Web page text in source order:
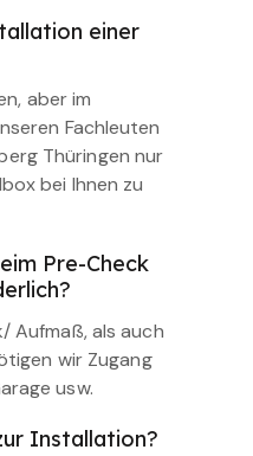
einer
aber im
Fachleuten
Thüringen nur
bei Ihnen zu
Pre-Check
Aufmaß, als auch
wir Zugang
usw.
Installation?